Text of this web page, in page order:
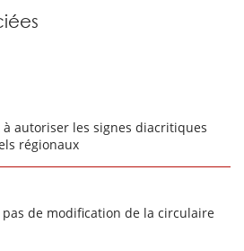
autoriser les signes diacritiques
régionaux
pas de modification de la circulaire